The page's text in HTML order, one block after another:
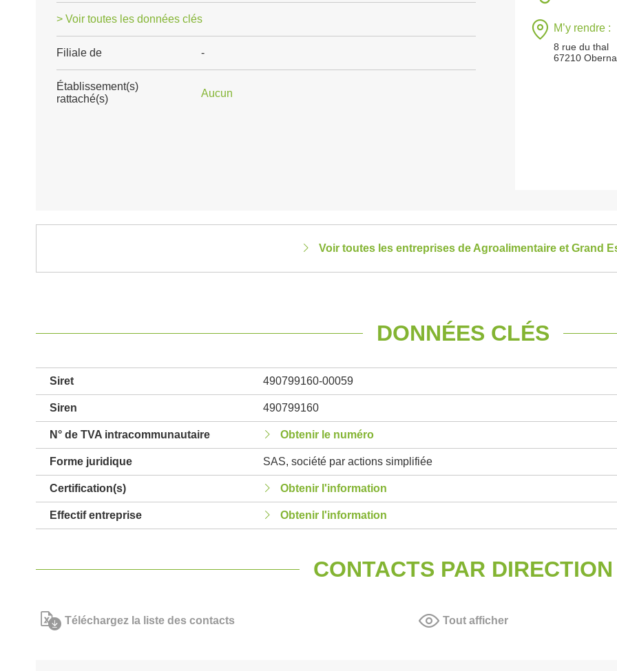
> Voir toutes les données clés
Filiale de -
Établissement(s)
rattaché(s)
Aucun
M’y rendre :
8 rue du thal
67210
Voir toutes les entreprises de Agroalimentaire et Grand
DONNÉES CLÉS
Siret 490799160-00059
Siren 490799160
N° de TVA intracommunautaire Obtenir le numéro
Forme juridique SAS, société par actions simplifiée
Certification(s) Obtenir l'information
Effectif entreprise Obtenir l'information
CONTACTS PAR DIRECTION
Téléchargez la liste des contacts Tout afficher